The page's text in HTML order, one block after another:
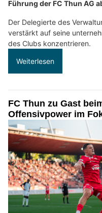
Führung der FC Thun AG
Der Delegierte des
verstärkt auf seine
des Clubs konzentrieren.
Weiterlesen
FC Thun zu Gast
Offensivpower im